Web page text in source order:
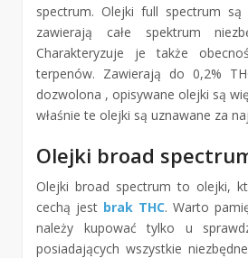
spectrum. Olejki full spectrum są
zawierają całe spektrum
Charakteryzuje je także
terpenów. Zawierają do 0,2%
dozwolona , opisywane olejki są
właśnie te olejki są uznawane za
Olejki broad
Olejki broad spectrum to olejki,
cechą jest brak THC. Warto
należy kupować tylko u
posiadających wszystkie